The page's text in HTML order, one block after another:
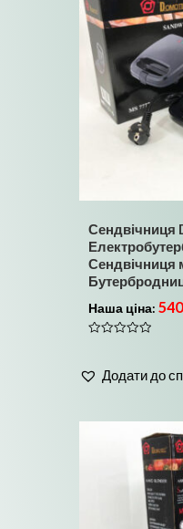
Сендвічниця
Сендвічниця
Наша ціна: 540
з
Додати до